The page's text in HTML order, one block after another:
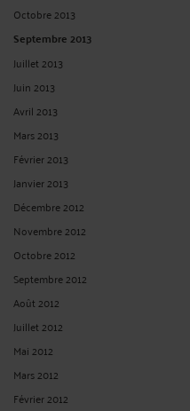
Octobre 2013
Septembre 2013
Juillet 2013
Juin 2013
Avril 2013
Mars 2013
Février 2013
Janvier 2013
Décembre 2012
Novembre 2012
Octobre 2012
Septembre 2012
Août 2012
Juillet 2012
Mai 2012
Mars 2012
Février 2012